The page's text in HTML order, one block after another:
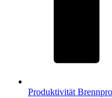
Produktivität